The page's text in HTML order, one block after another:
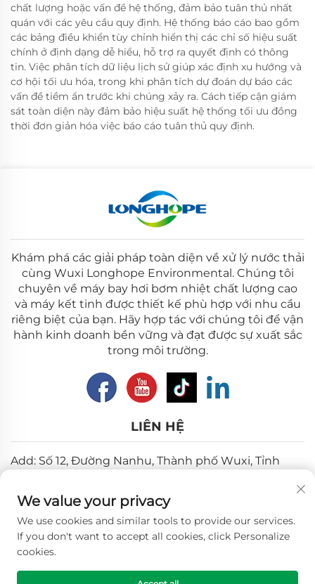
chất lượng hoặc vấn đề hệ thống, đảm bảo tuân thủ nhất
quán với các yêu cầu quy định. Hệ thống báo cáo bao gồm
các bảng điều khiển tùy chỉnh hiển thị các chỉ số hiệu suất
chính ở định dạng dễ hiểu, hỗ trợ ra quyết định có thông
tin. Việc phân tích dữ liệu lịch sử giúp xác định xu hướng và
cơ hội tối ưu hóa, trong khi phân tích dự đoán dự báo các
vấn đề tiềm ẩn trước khi chúng xảy ra. Cách tiếp cận giám
sát toàn diện này đảm bảo hiệu suất hệ thống tối ưu đồng
thời đơn giản hóa việc báo cáo tuân thủ quy định.
Khám phá các giải pháp toàn diện về xử lý nước thải
cùng Wuxi Longhope Environmental. Chúng tôi
chuyên về máy bay hơi bơm nhiệt chất lượng cao
và máy kết tinh được thiết kế phù hợp với nhu cầu
riêng biệt của bạn. Hãy hợp tác với chúng tôi để vận
hành kinh doanh bền vững và đạt được sự xuất sắc
trong môi trường.
LIÊN HỆ
Add: Số 12, Đường Nanhu, Thành phố Wuxi, Tỉnh
Email:[email protected]
Điện thoại:+86-18018310578
Bản quyền © 2025 Wuxi Longhope Environmental co.ltd.
We value your privacy
We use cookies and similar tools to provide our services.
If you don't want to accept all cookies, click Personalize
cookies.